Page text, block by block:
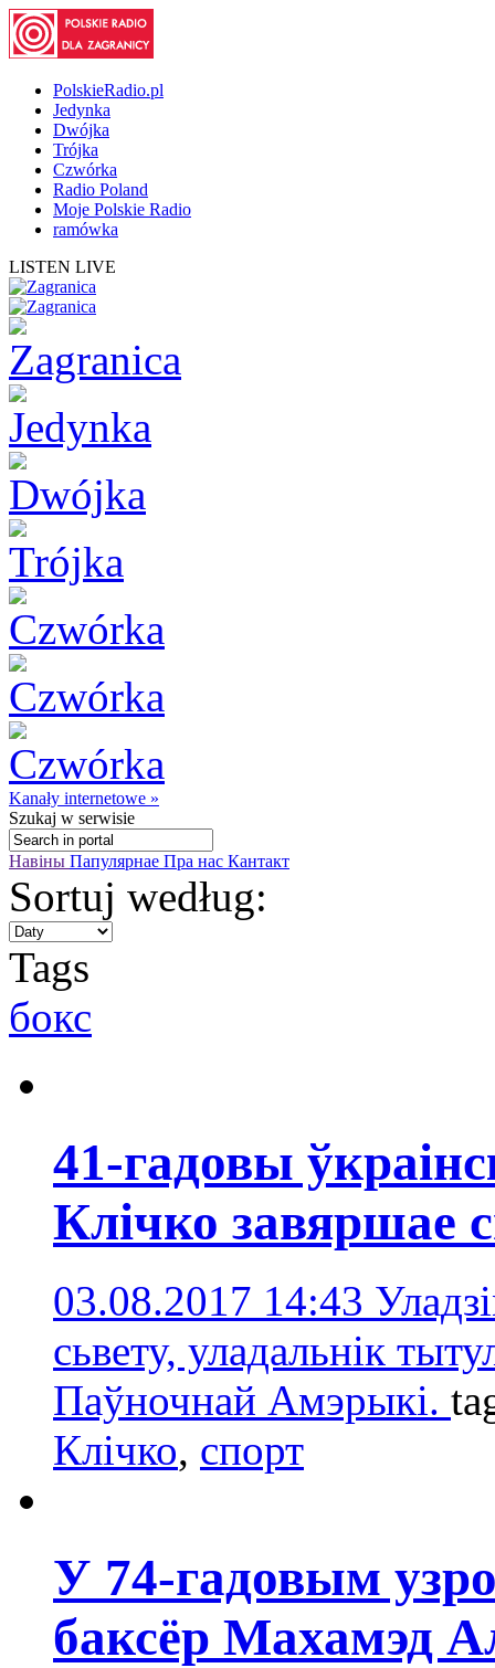
PolskieRadio.pl
Jedynka
Dwójka
Trójka
Czwórka
Radio Poland
Moje Polskie Radio
ramówka
LISTEN LIVE
Kanały internetowe »
Szukaj w serwisie
Навіны Папулярнае Пра нас Кантакт
Sortuj według:
Tags
бокс
41-гадовы
Клічко завяршае
03.08.2017 14:43
сьвету, уладальнік
Паўночнай Амэрыкі.
Клічко, спорт
У 74-гадовым
баксёр Махамэд